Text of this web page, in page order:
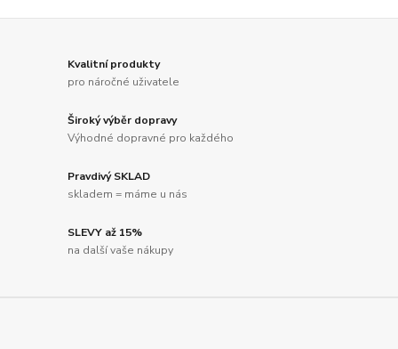
Kvalitní produkty
pro náročné uživatele
Široký výběr dopravy
Výhodné dopravné pro každého
Pravdivý SKLAD
skladem = máme u nás
SLEVY až 15%
na další vaše nákupy